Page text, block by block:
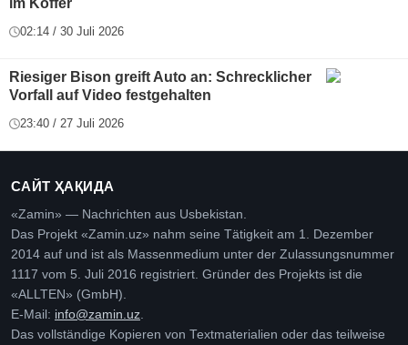
im Koffer
02:14 / 30 Juli 2026
Riesiger Bison greift Auto an: Schrecklicher
Vorfall auf Video festgehalten
23:40 / 27 Juli 2026
САЙТ ҲАҚИДА
«Zamin» — Nachrichten aus Usbekistan.
Das Projekt «Zamin.uz» nahm seine Tätigkeit am 1. Dezember
2014 auf und ist als Massenmedium unter der Zulassungsnummer
1117 vom 5. Juli 2016 registriert. Gründer des Projekts ist die
«ALLTEN» (GmbH).
E-Mail: info@zamin.uz.
Das vollständige Kopieren von Textmaterialien oder das teilweise